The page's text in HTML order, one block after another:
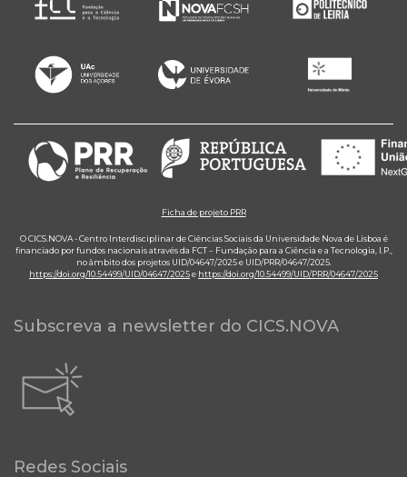
Ficha de projeto PRR
O CICS.NOVA - Centro Interdisciplinar de Ciências Sociais da Universidade Nova de Lisboa é
financiado por fundos nacionais através da FCT – Fundação para a Ciência e a Tecnologia, I.P.,
no âmbito dos projetos UID/04647/2025 e UID/PRR/04647/2025.
https://doi.org/10.54499/UID/04647/2025e https://doi.org/10.54499/UID/PRR/04647/2025
Subscreva a newsletter do CICS.NOVA
Redes Sociais